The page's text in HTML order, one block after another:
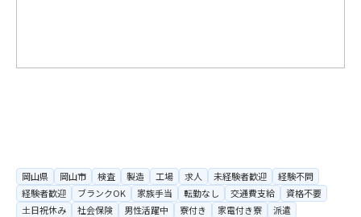
岡山県 岡山市 検査 製造 工場 求人 未経験者歓迎
経験不問
経験者歓迎
ブランクOK 家族手当 転勤なし 交通費支給
資格不要
土日祝休み
社会保険 男性活躍中 寮付き 家電付き寮
派遣